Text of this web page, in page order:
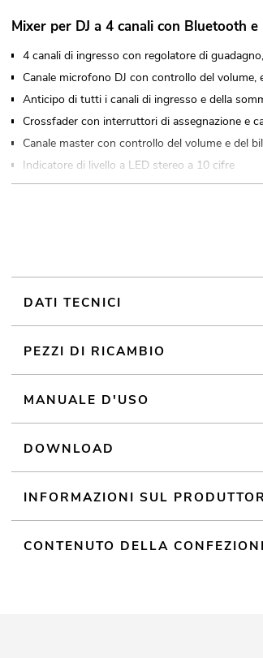
Mixer per DJ a 4 canali con Bluetooth
4 canali di ingresso con regolatore di
Canale microfono DJ con controllo del
Anticipo di tutti i canali di ingresso e della
Crossfader con interruttori di assegnazione e
Canale master con controllo del volume e del
Indicatore di livello a LED stereo a 10 cifre
Uscita monitor regolabile
Custodia per mixer
Per campi di applicazione come, ad esempio,:
Controllabile via Bluetooth
Schermo LCD
DATI TECNICI
PEZZI DI RICAMBIO
MANUALE D'USO
DOWNLOAD
INFORMAZIONI SUL
CONTENUTO DELLA